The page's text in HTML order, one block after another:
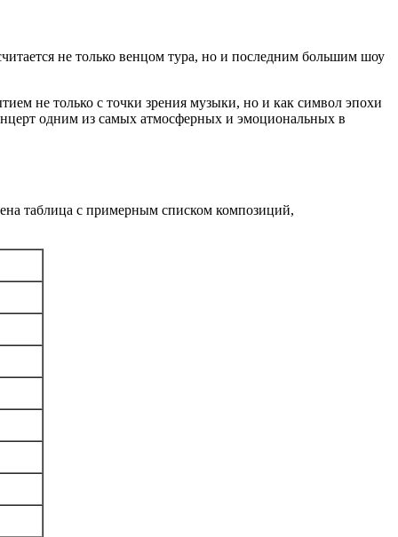
не только венцом тура, но и последним большим шоу
не только с точки зрения музыки, но и как символ эпохи
одним из самых атмосферных и эмоциональных в
таблица с примерным списком композиций,